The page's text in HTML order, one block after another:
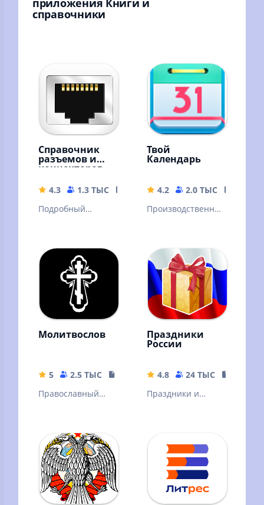
приложения Книги и
справочники
Справочник
разъемов и
коннекторов
4.3 1.3 ТЫС
2.89 MB
Подробный
коннекторов.
Твой
Календарь
4.2 2.0 ТЫС
Производственны
рождений
Молитвослов
5 2.5 ТЫС
441.95 MB
Православный
Праздники
России
4.8 24 ТЫС
Праздники и
рождения
контактов.
Именины.